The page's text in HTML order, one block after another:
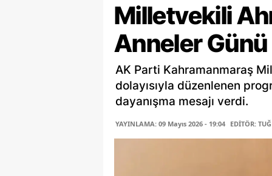
Milletvekili
Anneler Günü
AK Parti Kahramanmaraş
dolayısıyla düzenlenen
dayanışma mesajı verdi.
YAYINLAMA: 09 Mayıs 2026 - 19:04 EDİTÖR: